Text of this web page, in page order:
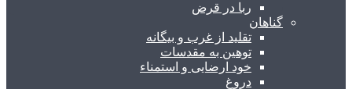
ربا در قرض
گناهان
تقلید از غرب و بیگانه
توهین به مقدسات
خود ارضایی و استمناء
دروغ